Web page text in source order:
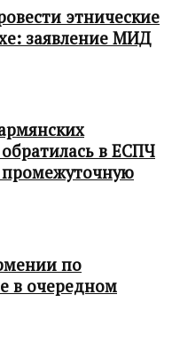
этнические
заявление МИД
в ЕСПЧ
по
в очередном